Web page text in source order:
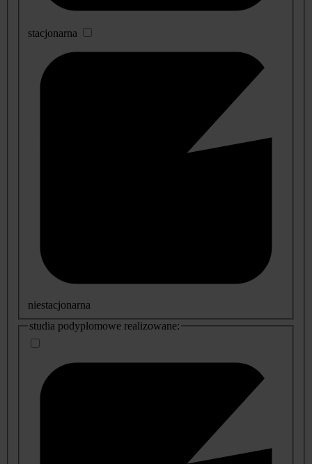
stacjonarna
niestacjonarna
studia podyplomowe realizowane: